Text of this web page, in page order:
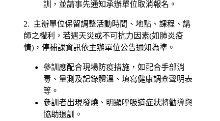
訓，並請事先通知承辦單位取消報名。
2. 主辦單位保留調整活動時間、地點、課程、講
師之權利，若遇天災或不可抗力因素(如肺炎疫
情)，停補課資訊依主辦單位公告通知為準。
參訓應配合現場防疫措施，如配合手部消
毒、量測及記錄體溫、填寫健康調查聲明表
等。
參訓者出現發燒、明顯呼吸道症狀將勸導與
協助退訓。